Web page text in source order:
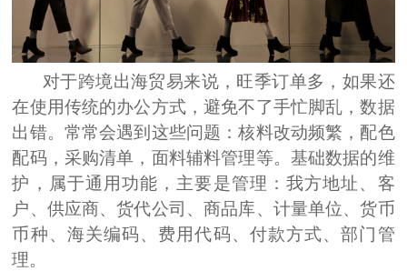
对于跨境出海贸易来说，旺季订单多，如果还
在使用传统的办公方式，避免不了手忙脚乱，数据
出错。常常会遇到这些问题：核料改动频繁，配色
配码，采购清单，面料辅料管理等。 基础数据的维
护，属于通用功能，主要是管理：我方地址、客
户、供应商、货代公司、商品库、计量单位、货币
币种、海关编码、费用代码、付款方式、部门管
理。